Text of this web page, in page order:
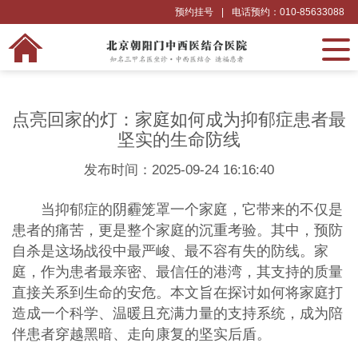
电话预约：010-85633088
预约挂号
点亮回家的灯：家庭如何成为抑郁症患者最
坚实的生命防线
发布时间：2025-09-24 16:16:40
当抑郁症的阴霾笼罩一个家庭，它带来的不仅是
患者的痛苦，更是整个家庭的沉重考验。其中，预防
自杀是这场战役中最严峻、最不容有失的防线。家
庭，作为患者最亲密、最信任的港湾，其支持的质量
直接关系到生命的安危。本文旨在探讨如何将家庭打
造成一个科学、温暖且充满力量的支持系统，成为陪
伴患者穿越黑暗、走向康复的坚实后盾。